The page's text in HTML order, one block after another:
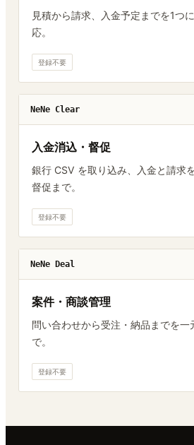
見積から請求、入金予定までを1つ
応。
登録不要
NeNe Clear
入金消込・督促
銀行 CSV を取り込み、入金と請求
督促まで。
登録不要
NeNe Deal
案件・商談管理
問い合わせから受注・納品までを一
で。
登録不要